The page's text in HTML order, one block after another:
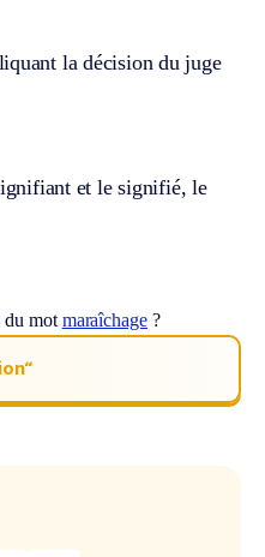
la décision du juge
et le signifié, le
du mot maraîchage?